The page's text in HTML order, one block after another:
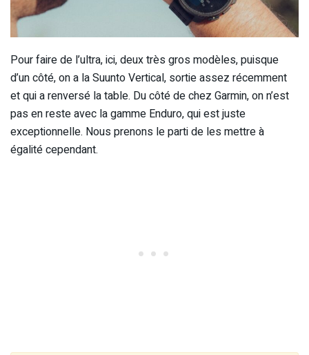
Pour faire de l’ultra, ici, deux très gros modèles, puisque
d’un côté, on a la Suunto Vertical, sortie assez récemment
et qui a renversé la table. Du côté de chez Garmin, on n’est
pas en reste avec la gamme Enduro, qui est juste
exceptionnelle. Nous prenons le parti de les mettre à
égalité cependant.